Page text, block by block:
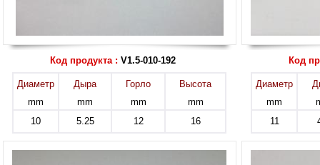
Код продукта : V1.5-010-192
Диаметр
mm
Дыра
mm
Горло
mm
Высота
mm
10
5.25 12 16
Код
Диаметр
mm
11